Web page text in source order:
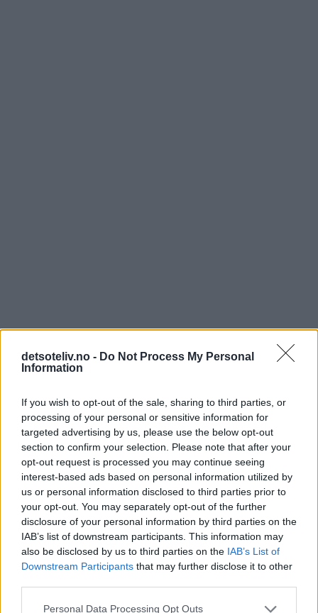
detsoteliv.no - Do Not Process My Personal
Information
If you wish to opt-out of the sale, sharing to third parties, or
processing of your personal or sensitive information for
targeted advertising by us, please use the below opt-out
section to confirm your selection. Please note that after your
opt-out request is processed you may continue seeing
interest-based ads based on personal information utilized by
us or personal information disclosed to third parties prior to
your opt-out. You may separately opt-out of the further
disclosure of your personal information by third parties on the
IAB’s list of downstream participants. This information may
also be disclosed by us to third parties on the IAB’s List of
Downstream Participants that may further disclose it to other
Personal Data Processing Opt Outs